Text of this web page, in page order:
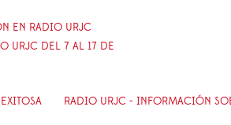
EN RADIO URJC
URJC DEL 7 AL 17 DE
RADIO URJC - INFORMACIÓN